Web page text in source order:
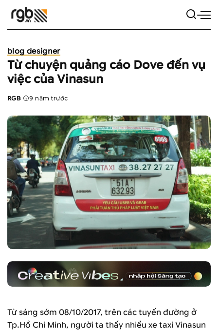
blog designer
Từ chuyện quảng cáo Dove đến vụ
việc của Vinasun
Posted
RGB 9 năm trước
Từ sáng sớm 08/10/2017, trên các tuyến đường ở
Tp.Hồ Chi Minh, người ta thấy nhiều xe taxi Vinasun